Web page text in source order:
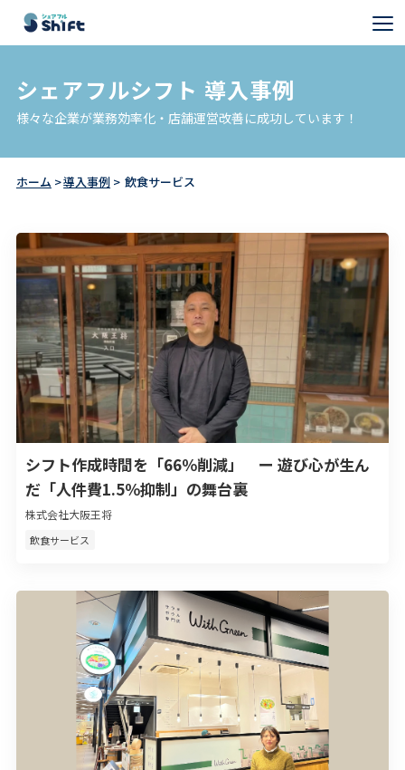
シェアフルシフト 導入事例
様々な企業が業務効率化・店舗運営改善に成功しています！
ホーム 導入事例 飲食サービス
シフト作成時間を「66％削減」 ー 遊び心が生ん
だ「人件費1.5％抑制」の舞台裏
株式会社大阪王将
飲食サービス